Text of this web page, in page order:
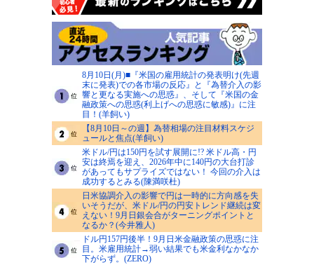
8月10日(月)■『米国の雇用統計の発表明け(先週
末に発表)での各市場の反応』と『為替介入の影
響と更なる実施への思惑』、そして『米国の金
融政策への思惑(利上げへの思惑に敏感)』に注
目！(羊飼い)
【8月10日～の週】為替相場の注目材料スケジ
ュールと焦点(羊飼い)
米ドル/円は150円を試す展開に!? 米ドル高・円
安は終焉を迎え、2026年中に140円の大台打診
があってもサプライズではない！ 今回の介入は
成功するとみる(陳満咲杜)
日米協調介入の影響で円は一時的に方向感を失
いそうだが、米ドル/円の円安トレンド継続は変
えない！9月日銀会合がターニングポイントと
なるか？(今井雅人)
ドル円157円後半！9月日米金融政策の思惑に注
目。米雇用統計→弱い結果でも米金利なかなか
下がらず。(ZERO)